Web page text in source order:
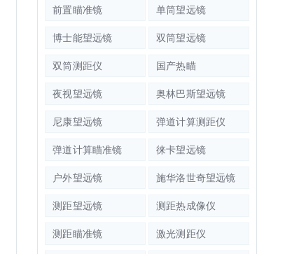
前置瞄准镜 单筒望远镜
博士能望远镜 双筒望远镜
双筒测距仪 国产热瞄
夜视望远镜 奥林巴斯望远镜
尼康望远镜 弹道计算测距仪
弹道计算瞄准镜 徕卡望远镜
户外望远镜 施华洛世奇望远镜
测距望远镜 测距热成像仪
测距瞄准镜 激光测距仪